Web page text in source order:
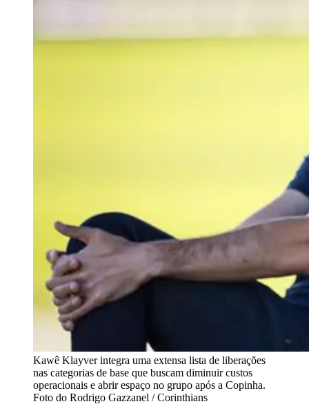
Kawê Klayver integra uma extensa lista de liberações
nas categorias de base que buscam diminuir custos
operacionais e abrir espaço no grupo após a Copinha.
Foto do Rodrigo Gazzanel / Corinthians